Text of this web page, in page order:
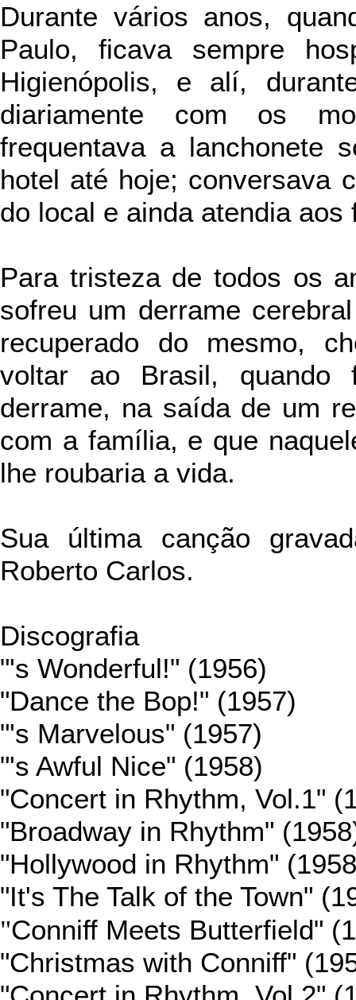
Durante vários anos,
Paulo, ficava sempre
Higienópolis, e alí,
diariamente com os
frequentava a lanchonete
hotel até hoje; conversava
do local e ainda atendia aos
Para tristeza de todos os
sofreu um derrame
recuperado do mesmo,
voltar ao Brasil, quando
derrame, na saída de um
com a família, e que
lhe roubaria a vida.
Sua última canção
Roberto Carlos.
Discografia
"'s Wonderful!" (1956)
"Dance the Bop!" (1957)
"'s Marvelous" (1957)
"'s Awful Nice" (1958)
"Concert in Rhythm, Vol.1"
"Broadway in Rhythm"
"Hollywood in Rhythm"
"It's The Talk of the Town"
"Conniff Meets Butterfield"
"Christmas with Conniff"